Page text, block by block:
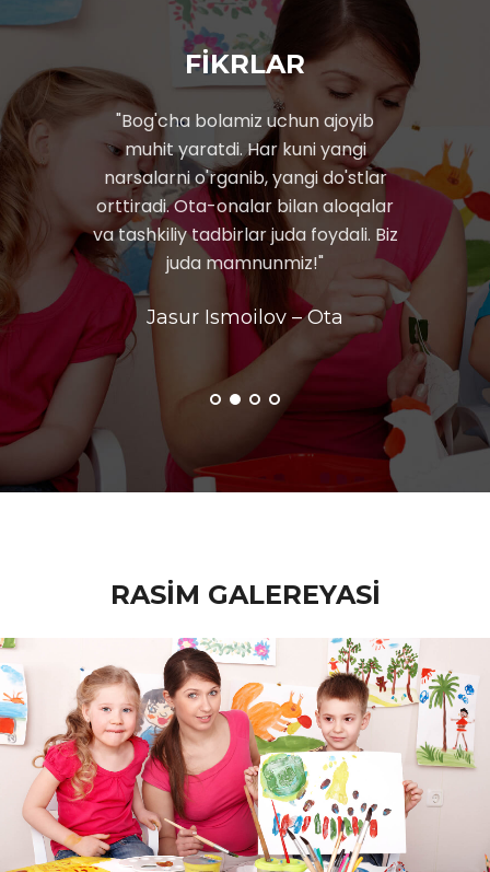
FİKRLAR
va
"Bog'cha bolamiz uchun ajoyib
muhit yaratdi. Har kuni yangi
narsalarni o'rganib, yangi do'stlar
orttiradi. Ota-onalar bilan aloqalar
va tashkiliy tadbirlar juda foydali. Biz
juda mamnunmiz!"
Jasur Ismoilov – Ota
RASİM GALEREYASİ